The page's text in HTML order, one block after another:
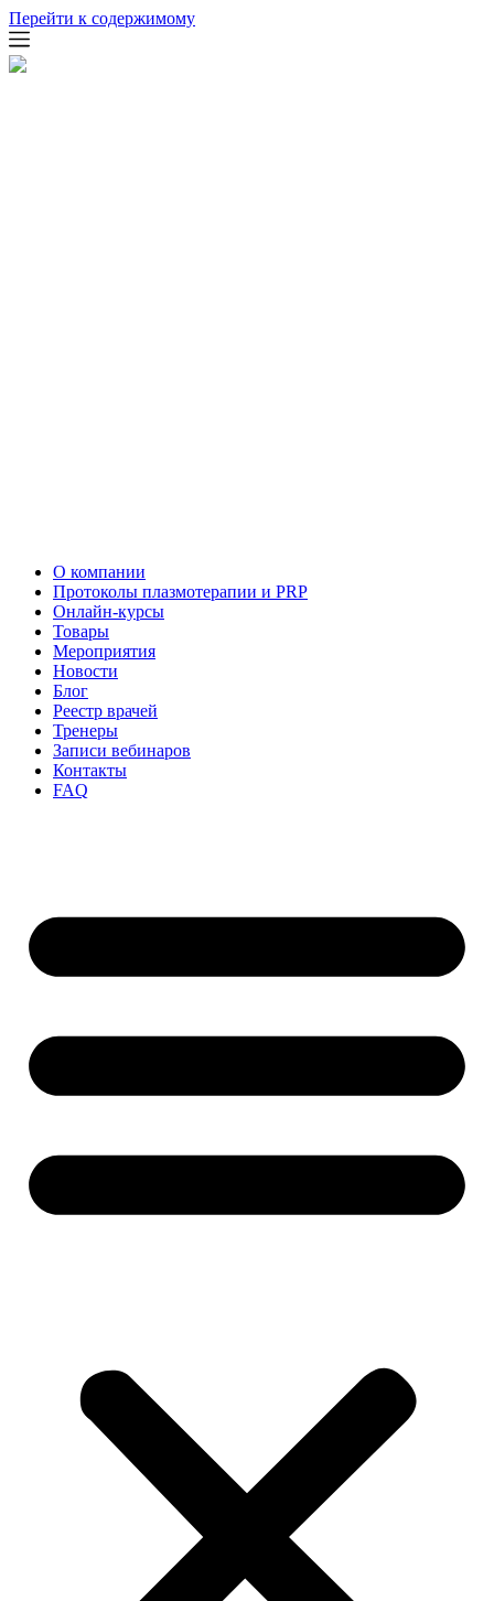
Перейти к содержимому
О компании
Протоколы плазмотерапии и PRP
Онлайн-курсы
Товары
Мероприятия
Новости
Блог
Реестр врачей
Тренеры
Записи вебинаров
Контакты
FAQ